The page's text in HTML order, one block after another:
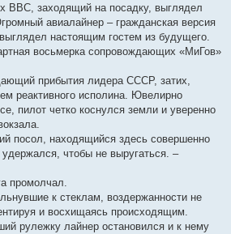
ВВС, заходящий на посадку, выглядел
авиалайнер – гражданская версия
настоящим гостем из будущего.
восьмерка сопровождающих «МиГов»
прибытия лидера СССР, затих,
реактивного исполина. Ювелирно
пилот четко коснулся земли и уверенно
посол, находящийся здесь совершенно
чтобы не выругаться. –
промолчал.
к стеклам, воздержанности не
и восхищаясь происходящим.
рулежку лайнер остановился и к нему